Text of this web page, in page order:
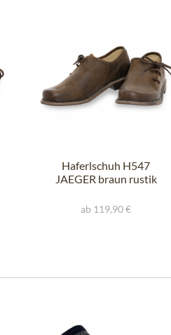
Haferlschuh H547
JAEGER braun rustik
ab 119,90 €